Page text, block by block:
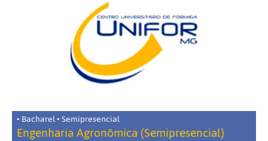
• Bacharel • Semipresencial
Engenharia Agronômica (Semipresencial)